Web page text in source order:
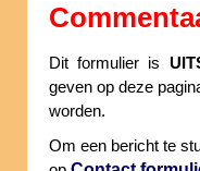
Dit formulier is
geven op deze
worden.
Om een bericht te